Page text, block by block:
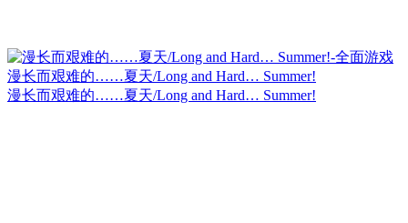
漫长而艰难的……夏天/Long and Hard… Summer!
漫长而艰难的……夏天/Long and Hard… Summer!